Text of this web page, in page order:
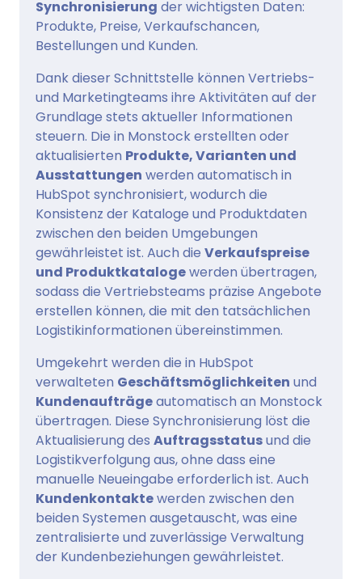
Synchronisierung der wichtigsten Daten:
Produkte, Preise, Verkaufschancen,
Bestellungen und Kunden.
Dank dieser Schnittstelle können Vertriebs-
und Marketingteams ihre Aktivitäten auf der
Grundlage stets aktueller Informationen
steuern. Die in Monstock erstellten oder
aktualisierten Produkte, Varianten und
Ausstattungen werden automatisch in
HubSpot synchronisiert, wodurch die
Konsistenz der Kataloge und Produktdaten
zwischen den beiden Umgebungen
gewährleistet ist. Auch die Verkaufspreise
und Produktkatalogewerden übertragen,
sodass die Vertriebsteams präzise Angebote
erstellen können, die mit den tatsächlichen
Logistikinformationen übereinstimmen.
Umgekehrt werden die in HubSpot
verwalteten Geschäftsmöglichkeiten und
Kundenaufträgeautomatisch an Monstock
übertragen. Diese Synchronisierung löst die
Aktualisierung des Auftragsstatusund die
Logistikverfolgung aus, ohne dass eine
manuelle Neueingabe erforderlich ist. Auch
Kundenkontaktewerden zwischen den
beiden Systemen ausgetauscht, was eine
zentralisierte und zuverlässige Verwaltung
der Kundenbeziehungen gewährleistet.